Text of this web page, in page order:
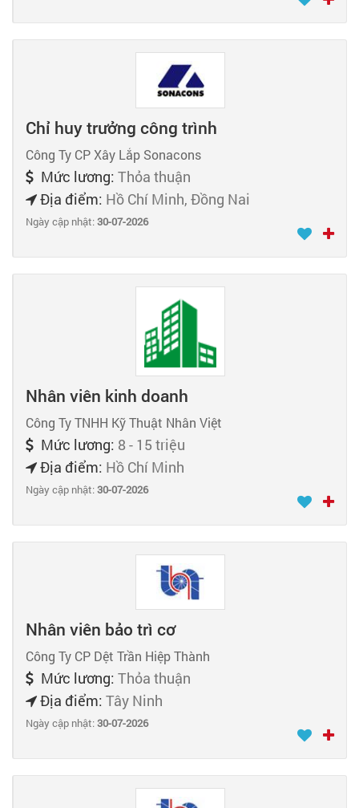
Chỉ huy trưởng công trình
Công Ty CP Xây Lắp Sonacons
Mức lương: Thỏa thuận
Địa điểm: Hồ Chí Minh, Đồng Nai
Ngày cập nhật:30-07-2026
Nhân viên kinh doanh
Công Ty TNHH Kỹ Thuật Nhân Việt
Mức lương: 8 - 15 triệu
Địa điểm: Hồ Chí Minh
Ngày cập nhật:30-07-2026
Nhân viên bảo trì cơ
Công Ty CP Dệt Trần Hiệp Thành
Mức lương: Thỏa thuận
Địa điểm: Tây Ninh
Ngày cập nhật:30-07-2026